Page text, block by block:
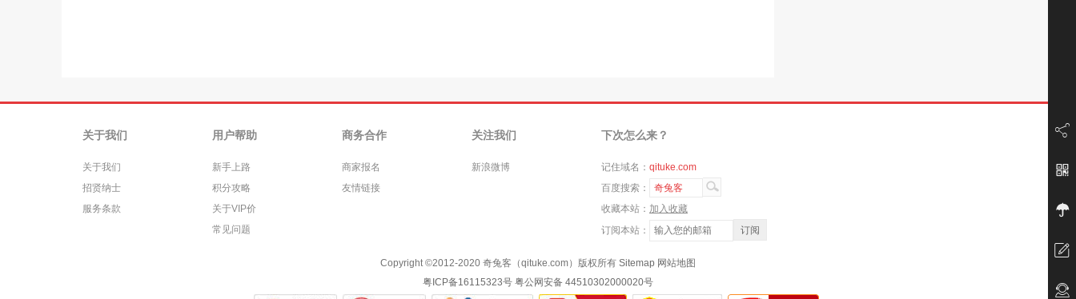
关于我们
关于我们
招贤纳士
服务条款
用户帮助
新手上路
积分攻略
关于VIP价
常见问题
商务合作
商家报名
友情链接
关注我们
新浪微博
下次怎么来？
记住域名： qituke.com
百度搜索：
奇兔客
收藏本站： 加入收藏
订阅本站：
Copyright ©2012-2020 奇兔客（qituke.com）版权所有 Sitemap 网站地图
粤ICP备16115323号 粤公网安备 44510302000020号